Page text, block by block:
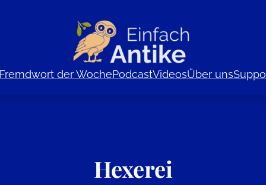
Fremdwort der WochePodcastVideosÜber uns
Hexerei